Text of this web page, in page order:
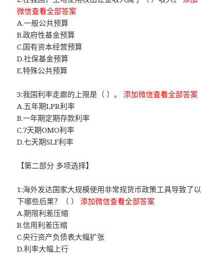
微信查看全部答案
A.一般公共预算
B.政府性基金预算
C.国有资本经营预算
D.社保基金预算
E.特殊公共预算
3:我国利率走廊的上限是（ ）。添加微信查看全部答案
A.五年期LPR利率
B.一年期定期存款利率
C.7天期OMO利率
D.七天期SLF利率
【第二部分 多项选择】
1:海外发达国家大规模使用非常规货币政策工具导致了以
下哪些后果？（ ）添加微信查看全部答案
A.期限利差压缩
B.信用利差压缩
C.央行资产负债表大幅扩张
D.利率大幅上行